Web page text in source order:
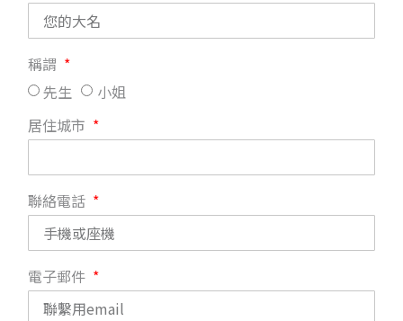
稱謂
先生
小姐
居住城市
聯絡電話
電子郵件